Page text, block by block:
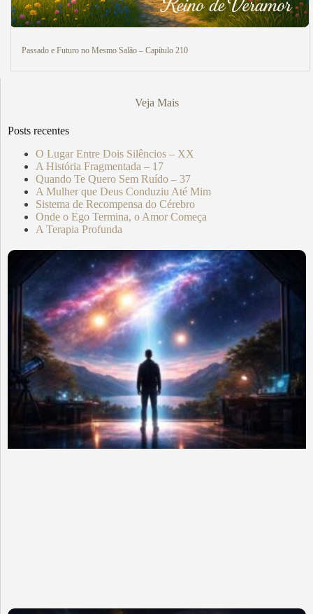
Passado e Futuro no Mesmo Salão – Capítulo 210
Veja Mais
Posts recentes
O Lugar Entre Dois Silêncios – XX
A História Fragmentada – 17
Quando Te Quero Sem Ruído – 37
A Mulher que Deus Conduziu Até Mim
Sistema de Recompensa do Cérebro
Onde o Ego Termina, o Amor Começa
A Terapia Profunda